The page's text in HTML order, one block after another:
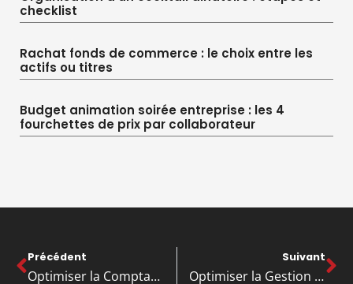
checklist
Rachat fonds de commerce : le choix entre les
actifs ou titres
Budget animation soirée entreprise : les 4
fourchettes de prix par collaborateur
Précédent
Optimiser la Comptabilité des PME: Les Avantages de l’Externalisation
Suivant
Optimiser la Gestion Financière des PME: Conseils et Solutions Innovantes